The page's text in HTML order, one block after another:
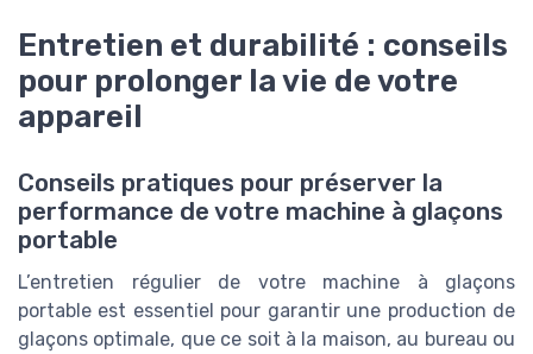
Entretien et durabilité : conseils
pour prolonger la vie de votre
appareil
Conseils pratiques pour préserver la
performance de votre machine à glaçons
portable
L’entretien régulier de votre machine à glaçons
portable est essentiel pour garantir une production de
glaçons optimale, que ce soit à la maison, au bureau ou